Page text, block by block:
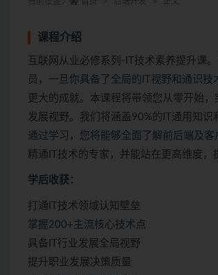
课程介绍
互联网从业必修系列-IT技术素养提升课
员，一旦你具备了全局的IT视野和通识
更大的成就。本课程将带领您从零开始
发展视野。我们将涵盖90%的IT通用知
通过学习，您将能够全面了解前后端及
精通IT技术的专家，并能站在更高维度，
学后收获：
打通IT技术领域认知壁垒
掌握200+主流核心技术点
具备IT行业发展全局视野
提升职业发展决策质量